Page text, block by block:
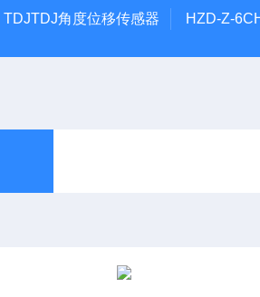
TDJTDJ角度位移传感器 HZD-Z-